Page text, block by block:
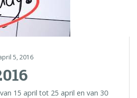
5, 2016
15 april tot 25 april en van 30